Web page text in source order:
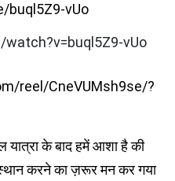
buql5Z9-vUo
vUo
reel/CneVUMsh9se/?
यात्रा के बाद हमें आशा है की
करने का ज़रूर मन कर गया